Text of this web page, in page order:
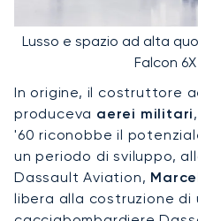
Lusso e spazio ad alta
Falcon
In origine, il costruttore
produceva aerei militari
'60 riconobbe il
un periodo di sviluppo,
Dassault Aviation,
libera alla costruzione